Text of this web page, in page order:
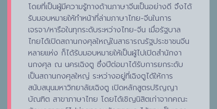
โดยที่เป็นผู้มีความรู้ทางด้านภาษาจีนเป็นอย่างดี จึงได้
รับมอบหมายให้ทำหน้าที่ล่ามภาษาไทย-จีนในการ
เจรจา/หารือในทุกระดับระหว่างไทย-จีน เมื่อรัฐบาล
ไทยได้เปิดสถานกงศุลใหญ่ในสาธารณรัฐประชาชนจีน
หลายแห่ง ก็ได้รับมอบหมายให้เป็นผู้ไปเปิดสำนักงา
นกงศุล ณ นครเฉิงตู ซึ่งปีต่อมาได้รับการยกระดับ
เป็นสถานกงศุลใหญ่ ระหว่างอยู่ที่เฉิงตูได้ให้การ
สนับสนุนมหาวิทยาลัยเฉิงตู เปิดหลักสูตรปริญญา
บัณฑิต สาขาภาษาไทย โดยได้เชิญนิสิตเก่าจากคณะ